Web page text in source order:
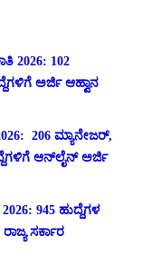
2026: 102
ಅರ್ಜಿ ಆಹ್ವಾನ
206 ಮ್ಯಾನೇಜರ್,
ಆನ್‌ಲೈನ್ ಅರ್ಜಿ
945 ಹುದ್ದೆಗಳ
ಸರ್ಕಾರ